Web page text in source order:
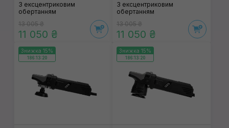
З ексцентриковим
обертанням
13 005 ₴
11 050 ₴
З ексцентриковим
обертанням
13 005 ₴
11 050 ₴
Знижка 15%
186:13:19
Знижка 15%
186:13:19